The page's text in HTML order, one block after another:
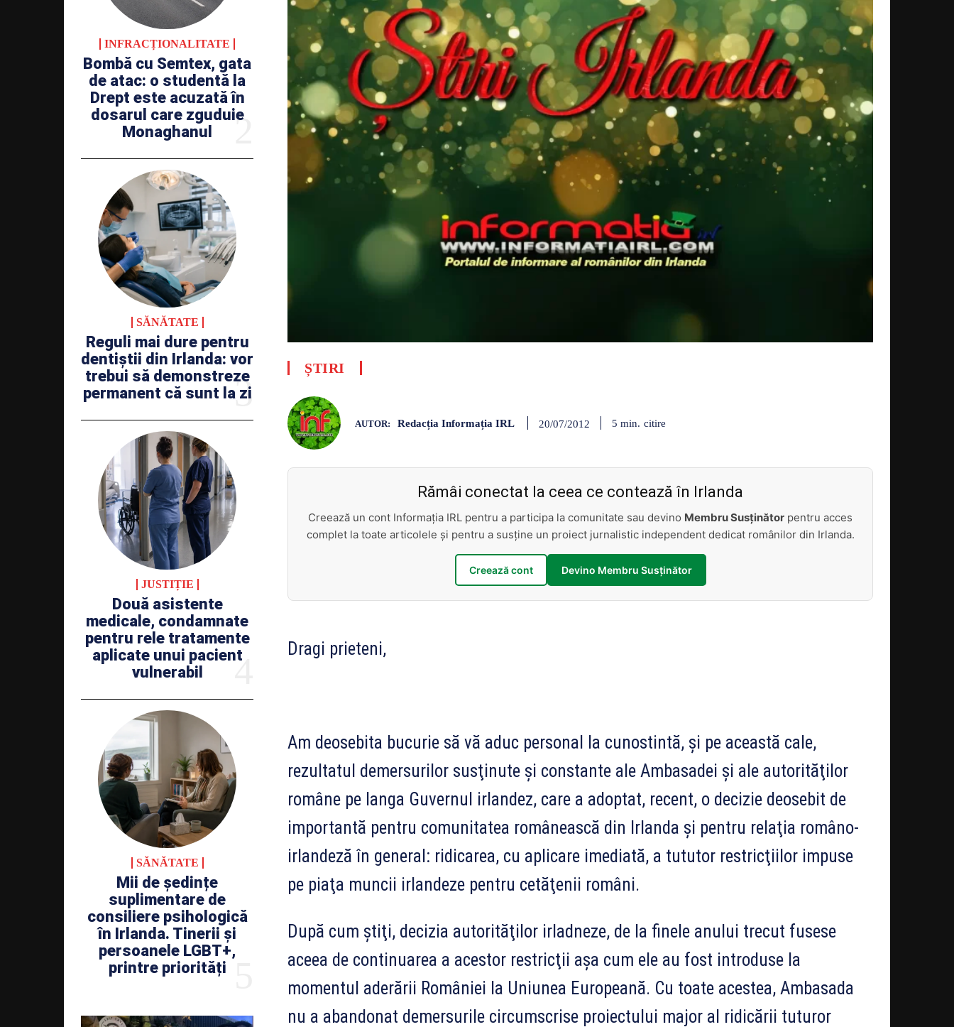
INFRACȚIONALITATE
Bombă cu Semtex, gata
de atac: o studentă la
Drept este acuzată în
dosarul care zguduie
Monaghanul
SĂNĂTATE
Reguli mai dure pentru
dentiștii din Irlanda: vor
trebui să demonstreze
permanent că sunt la zi
JUSTIȚIE
Două asistente
medicale, condamnate
pentru rele tratamente
aplicate unui pacient
vulnerabil
SĂNĂTATE
Mii de ședințe
suplimentare de
consiliere psihologică
în Irlanda. Tinerii și
persoanele LGBT+,
printre priorități
ȘTIRI
AUTOR: Redacția Informația IRL 20/07/2012 5 min. citire
Rămâi conectat la ceea ce contează în Irlanda
Creează un cont Informația IRL pentru a participa la comunitate sau devino Membru Susținător pentru acces
complet la toate articolele și pentru a susține un proiect jurnalistic independent dedicat românilor din Irlanda.
Creează cont Devino Membru Susținător
Dragi prieteni,
Am deosebita bucurie să vă aduc personal la cunostintă, şi pe această cale,
rezultatul demersurilor susţinute şi constante ale Ambasadei şi ale autorităţilor
române pe langa Guvernul irlandez, care a adoptat, recent, o decizie deosebit de
importantă pentru comunitatea românească din Irlanda şi pentru relaţia româno-
irlandeză în general: ridicarea, cu aplicare imediată, a tututor restricţiilor impuse
pe piaţa muncii irlandeze pentru cetăţenii români.
După cum ştiţi, decizia autorităţilor irladneze, de la finele anului trecut fusese
aceea de continuarea a acestor restricţii aşa cum ele au fost introduse la
momentul aderării României la Uniunea Europeană. Cu toate acestea, Ambasada
nu a abandonat demersurile circumscrise proiectului major al ridicării tuturor